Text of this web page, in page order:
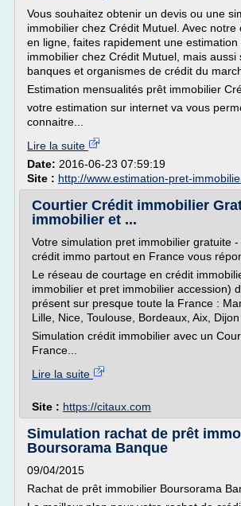
Vous souhaitez obtenir un devis ou une
immobilier chez Crédit Mutuel. Avec notre
en ligne, faites rapidement une estimation
immobilier chez Crédit Mutuel, mais aussi
banques et organismes de crédit du
Estimation mensualités prêt immobilier
votre estimation sur internet va vous
connaitre...
Lire la suite
Date: 2016-06-23 07:59:19
Site : http://www.estimation-pret-
Courtier Crédit immobilier
immobilier et ...
Votre simulation pret immobilier gratuite
crédit immo partout en France vous
Le réseau de courtage en crédit
immobilier et pret immobilier accession)
présent sur presque toute la France :
Lille, Nice, Toulouse, Bordeaux, Aix, Dijon
Simulation crédit immobilier avec un
France...
Lire la suite
Site : https://citaux.com
Simulation rachat de prêt
Boursorama Banque
09/04/2015
Rachat de prêt immobilier Boursorama